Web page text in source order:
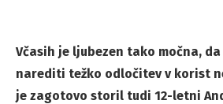
Včasih je ljubezen tako močna,
narediti težko odločitev v korist
je zagotovo storil tudi 12-letni